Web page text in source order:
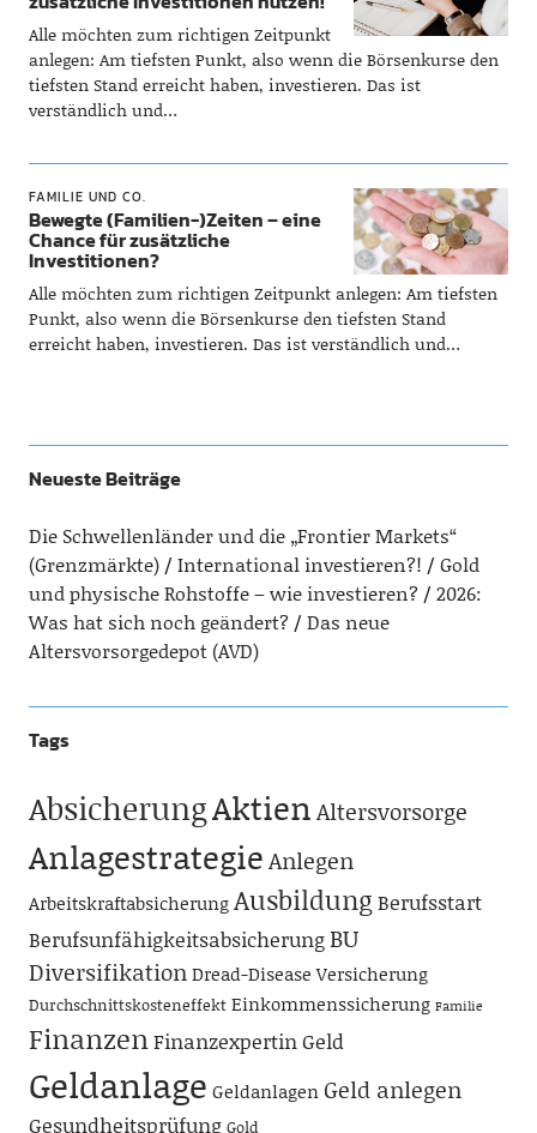
Alle möchten zum richtigen Zeitpunkt
anlegen: Am tiefsten Punkt, also wenn die Börsenkurse den
tiefsten Stand erreicht haben, investieren. Das ist
verständlich und…
FAMILIE UND CO.
Bewegte (Familien-)Zeiten – eine
Chance für zusätzliche
Investitionen?
Alle möchten zum richtigen Zeitpunkt anlegen: Am tiefsten
Punkt, also wenn die Börsenkurse den tiefsten Stand
erreicht haben, investieren. Das ist verständlich und…
Neueste Beiträge
Die Schwellenländer und die „Frontier Markets“
(Grenzmärkte)
International investieren?!
Gold
und physische Rohstoffe – wie investieren?
2026:
Was hat sich noch geändert?
Das neue
Altersvorsorgedepot (AVD)
Tags
AbsicherungAktienAltersvorsorge
AnlagestrategieAnlegen
ArbeitskraftabsicherungAusbildung Berufsstart
BerufsunfähigkeitsabsicherungBU
DiversifikationDread-Disease Versicherung
Durchschnittskosteneffekt Einkommenssicherung Familie
FinanzenFinanzexpertinGeld
Geldanlage Geldanlagen Geld anlegen
Gesundheitsprüfung Gold